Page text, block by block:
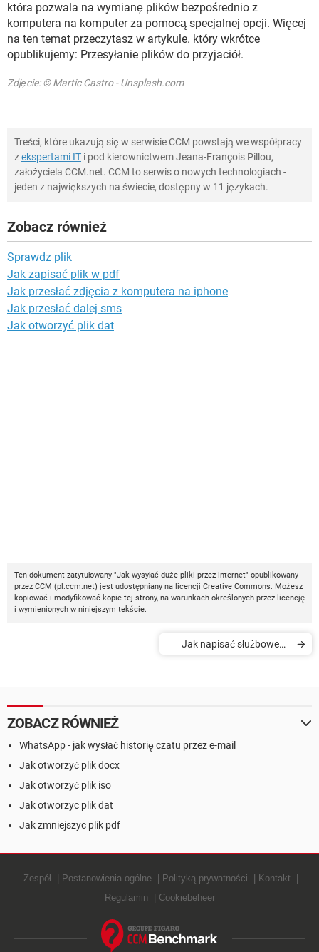
która pozwala na wymianę plików bezpośrednio z
komputera na komputer za pomocą specjalnej opcji. Więcej
na ten temat przeczytasz w artykule. który wkrótce
opublikujemy: Przesyłanie plików do przyjaciół.
Zdjęcie: © Martic Castro - Unsplash.com
Treści, które ukazują się w serwisie CCM powstają we współpracy
zekspertami IT i pod kierownictwem Jeana-François Pillou,
założyciela CCM.net. CCM to serwis o nowych technologiach -
jeden z największych na świecie, dostępny w 11 językach.
Zobacz również
Sprawdz plik
Jak zapisać plik w pdf
Jak przesłać zdjęcia z komputera na iphone
Jak przesłać dalej sms
Jak otworzyć plik dat
Ten dokument zatytułowany "Jak wysyłać duże pliki przez internet" opublikowany
przez CCM (pl.ccm.net) jest udostępniany na licencji Creative Commons. Możesz
kopiować i modyfikować kopie tej strony, na warunkach określonych przez licencję
i wymienionych w niniejszym tekście.
Jak napisać służbowego
ZOBACZ RÓWNIEŻ
WhatsApp - jak wysłać historię czatu przez e-mail
Jak otworzyć plik docx
Jak otworzyć plik iso
Jak otworzyc plik dat
Jak zmniejszyc plik pdf
Zespół Postanowienia ogólne Polityką prywatności
Kontakt
Regulamin
Cookiebeheer